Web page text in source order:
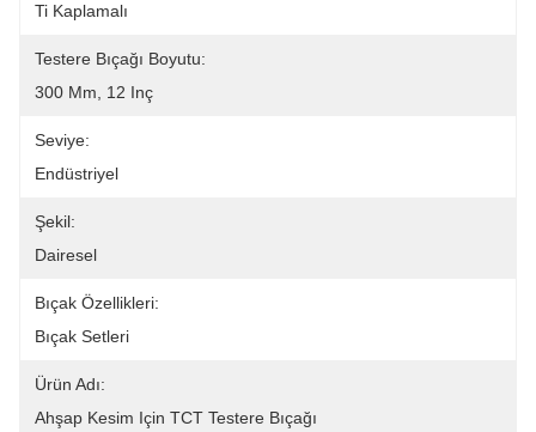
Ti Kaplamalı
Testere Bıçağı Boyutu:
300 Mm, 12 Inç
Seviye:
Endüstriyel
Şekil:
Dairesel
Bıçak Özellikleri:
Bıçak Setleri
Ürün Adı:
Ahşap Kesim Için TCT Testere Bıçağı